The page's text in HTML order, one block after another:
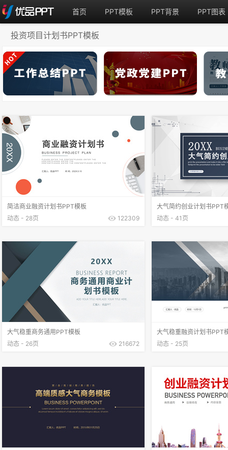
首页 PPT模板 PPT背景 PPT图表
投资项目计划书PPT模板
简洁商业融资计划书PPT模板
动态 - 28页
122309
大气简约创业计划书PPT
动态 - 41页
大气稳重商务通用PPT模板
动态 - 26页
216672
大气稳重融资计划书PPT
动态 - 25页